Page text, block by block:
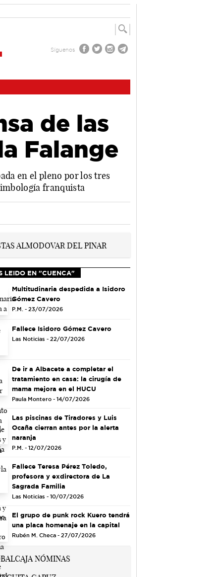
Síguenos
de las
Falange
en el pleno por los tres
franquista
LEIDO EN "CUENCA"
Multitudinaria despedida a Isidoro
Gómez Cavero
P.M. - 23/07/2026
Fallece Isidoro Gómez Cavero
Las Noticias - 22/07/2026
De ir a Albacete a completar el
tratamiento en casa: la cirugía de
mama mejora en el HUCU
Paula Montero - 14/07/2026
Las piscinas de Tiradores y Luis
Ocaña cierran antes por la alerta
naranja
P.M. - 12/07/2026
Fallece Teresa Pérez Toledo,
profesora y exdirectora de La
Sagrada Familia
Las Noticias - 10/07/2026
El grupo de punk rock Kuero tendrá
una placa homenaje en la capital
Rubén M. Checa - 27/07/2026